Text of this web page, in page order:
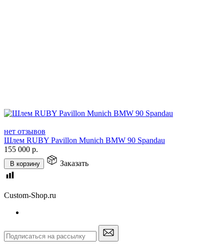
нет отзывов
Шлем RUBY Pavillon Munich BMW 90 Spandau
155 000 р.
В корзину Заказать
Custom-Shop.ru